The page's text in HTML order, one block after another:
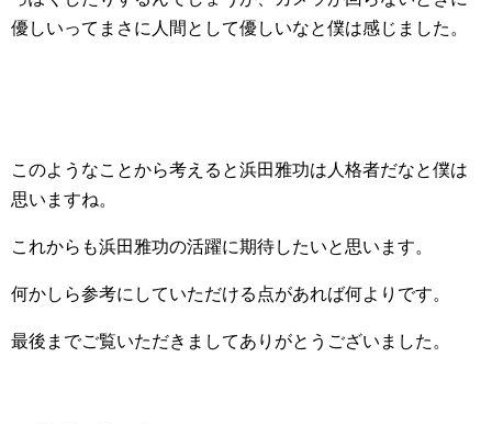
優しいってまさに人間として優しいなと僕は感じました。
このようなことから考えると浜田雅功は人格者だなと僕は
思いますね。
これからも浜田雅功の活躍に期待したいと思います。
何かしら参考にしていただける点があれば何よりです。
最後までご覧いただきましてありがとうございました。